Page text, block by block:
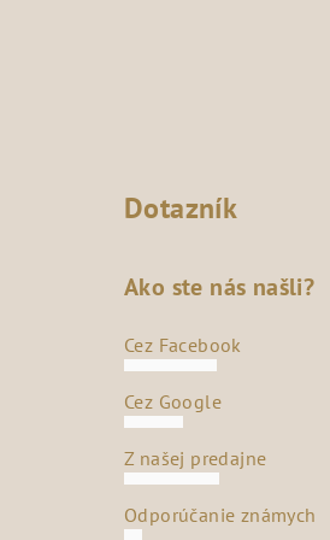
Dotazník
Ako ste nás našli?
Cez Facebook
Cez Google
Z našej predajne
Odporúčanie známych